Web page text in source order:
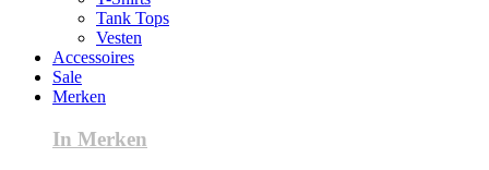
Tank Tops
Vesten
Accessoires
Sale
Merken
In Merken